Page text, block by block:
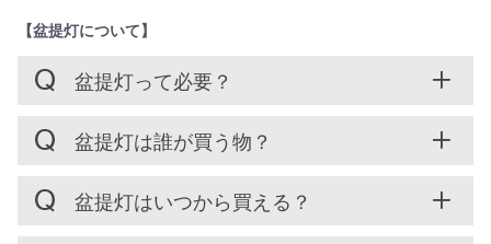
【盆提灯について】
盆提灯って必要？
盆提灯は誰が買う物？
盆提灯はいつから買える？